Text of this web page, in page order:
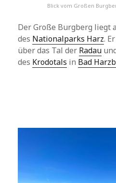
Blick vom Großen
Der Große Burgberg liegt
des Nationalparks Harz.
über das Tal der Radau
des Krodotals in Bad